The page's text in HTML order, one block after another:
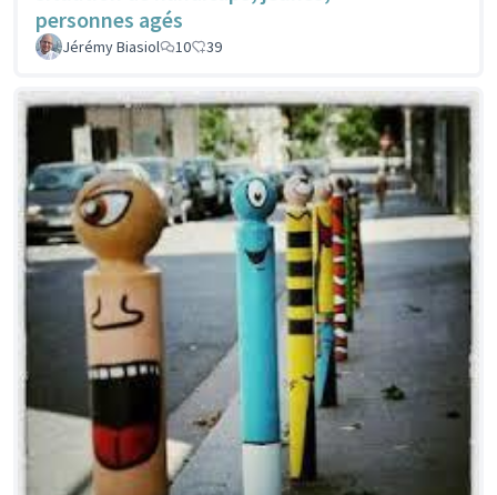
personnes agés
Jérémy Biasiol 10 39